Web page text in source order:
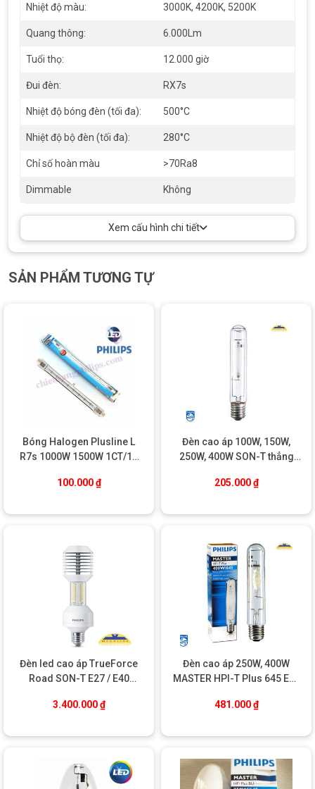
Nhiệt độ màu: 3000K, 4200K, 5200K
Quang thông: 6.000Lm
Tuổi thọ: 12.000 giờ
Đui đèn: RX7s
Nhiệt độ bóng đèn (tối đa): 500°C
Nhiệt độ bộ đèn (tối đa): 280°C
Chỉ số hoàn màu >70Ra8
Dimmable Không
Xem cấu hình chi tiết
SẢN PHẨM TƯƠNG TỰ
Bóng Halogen Plusline L
R7s 1000W 1500W 1CT/10
100.000₫
Đèn cao áp 100W, 150W,
250W, 400W SON-T thẳng
205.000₫
Đèn led cao áp TrueForce
Road SON-T E27 / E40
3.400.000₫
Đèn cao áp 250W, 400W
MASTER HPI-T Plus 645 E40
481.000₫